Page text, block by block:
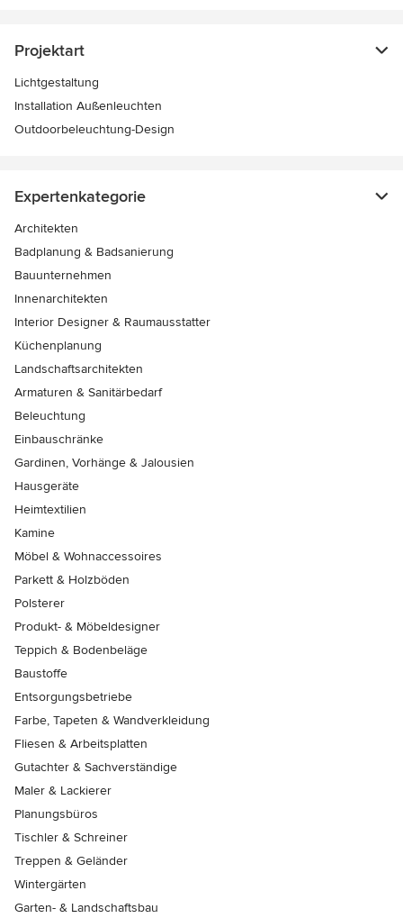
Projektart
Lichtgestaltung
Installation Außenleuchten
Outdoorbeleuchtung-Design
Expertenkategorie
Architekten
Badplanung & Badsanierung
Bauunternehmen
Innenarchitekten
Interior Designer & Raumausstatter
Küchenplanung
Landschaftsarchitekten
Armaturen & Sanitärbedarf
Beleuchtung
Einbauschränke
Gardinen, Vorhänge & Jalousien
Hausgeräte
Heimtextilien
Kamine
Möbel & Wohnaccessoires
Parkett & Holzböden
Polsterer
Produkt- & Möbeldesigner
Teppich & Bodenbeläge
Baustoffe
Entsorgungsbetriebe
Farbe, Tapeten & Wandverkleidung
Fliesen & Arbeitsplatten
Gutachter & Sachverständige
Maler & Lackierer
Planungsbüros
Tischler & Schreiner
Treppen & Geländer
Wintergärten
Garten- & Landschaftsbau